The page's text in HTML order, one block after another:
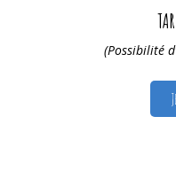
(Possibilité